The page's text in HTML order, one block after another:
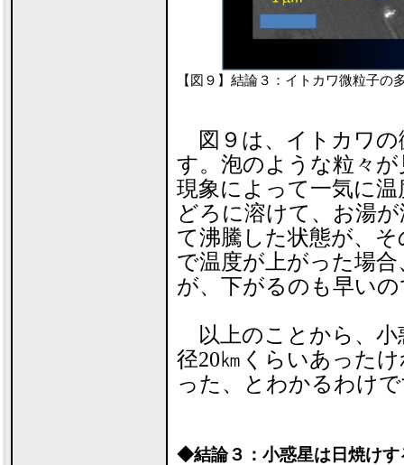
【図９】結論３：イトカワ微粒子
図９は、イトカワの
す。泡のような粒々
現象によって一気に
どろに溶けて、お湯
て沸騰した状態が、
で温度が上がった場
が、下がるのも早い
以上のことから、小
径20㎞くらいあった
った、とわかるわけ
◆結論３：小惑星は日焼けす